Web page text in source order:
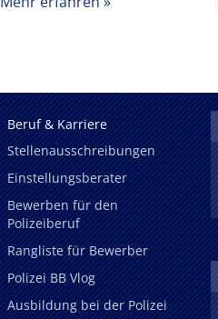
Beruf & Karriere
Stellenausschreibungen
Einstellungsberater
Bewerben für den
Polizeiberuf
Rangliste für Bewerber
Polizei BB Vlog
Ausbildung bei der Polizei